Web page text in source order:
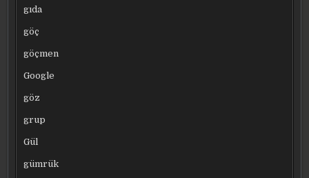
gıda
göç
göçmen
Google
göz
grup
Gül
gümrük